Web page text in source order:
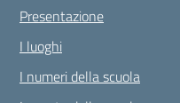
Presentazione
I luoghi
I numeri della scuola